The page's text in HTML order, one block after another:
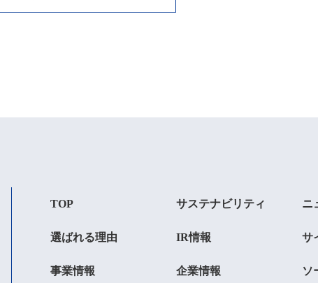
TOP
選ばれる理由
事業情報
サステナビリティ
IR情報
企業情報
ニ
サ
ソ